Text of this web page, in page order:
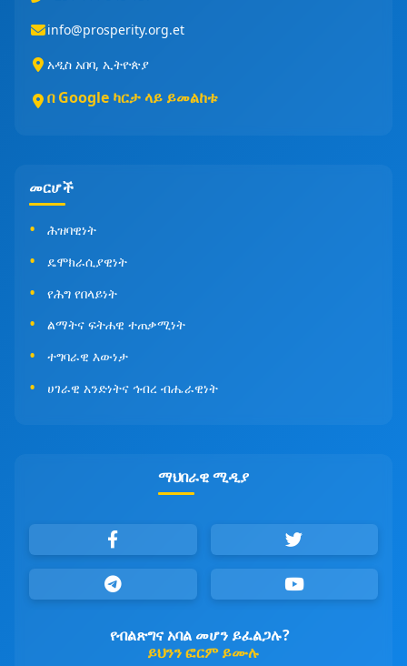
info@prosperity.org.et
አዲስ አበባ, ኢትዮጵያ
በ Google ካርታ ላይ ይመልከቱ
መርሆች
ሕዝባዊነት
ዴሞክራሲያዊነት
የሕግ የበላይነት
ልማትና ፍትሐዊ ተጠቃሚነት
ተግባራዊ እውነታ
ሀገራዊ አንድነትና ኅብረ ብሔራዊነት
ማህበራዊ ሚዲያ
የብልጽግና አባል መሆን ይፈልጋሉ?
ይህንን ፎርም ይሙሉ